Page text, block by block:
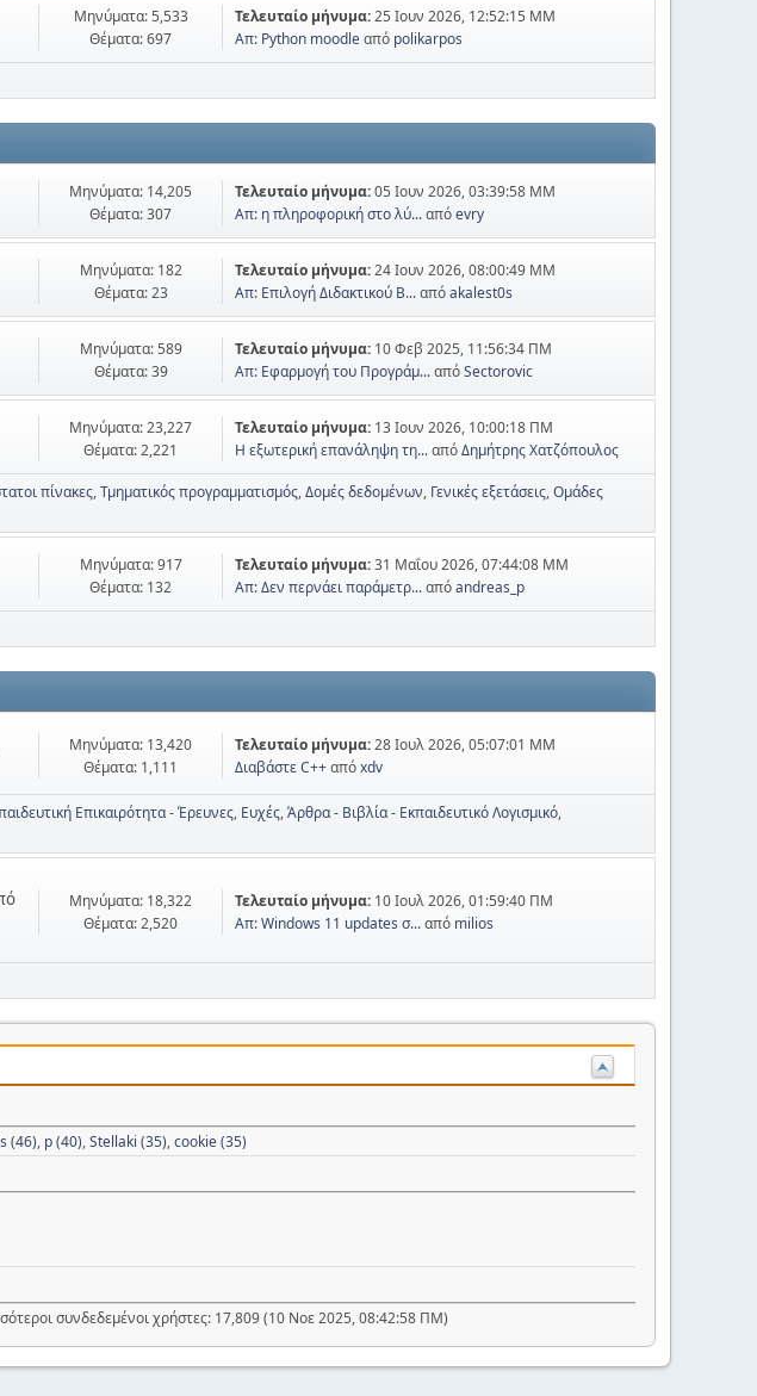
Μηνύματα: 5,533
Θέματα: 697
Τελευταίο μήνυμα:25 Ιουν 2026, 12:52:15 ΜΜ
Απ: Python moodleαπό polikarpos
Μηνύματα: 14,205
Θέματα: 307
Τελευταίο μήνυμα:05 Ιουν 2026, 03:39:58 ΜΜ
Απ: η πληροφορική στο λύ...απόevry
Μηνύματα: 182
Θέματα: 23
Τελευταίο μήνυμα:24 Ιουν 2026, 08:00:49 ΜΜ
Απ: Επιλογή Διδακτικού Β...απόakalest0s
Μηνύματα: 589
Θέματα: 39
Τελευταίο μήνυμα: 10 Φεβ 2025, 11:56:34 ΠΜ
Απ: Εφαρμογή του Προγράμ...απόSectorovic
Μηνύματα: 23,227
Θέματα: 2,221
Τελευταίο μήνυμα: 13 Ιουν 2026, 10:00:18 ΠΜ
Η εξωτερική επανάληψη τη...απόΔημήτρης Χατζόπουλος
πίνακες Τμηματικός προγραμματισμός Δομές δεδομένων Γενικές εξετάσεις Ομάδες
Μηνύματα: 917
Θέματα: 132
Τελευταίο μήνυμα:31 Μαΐου 2026, 07:44:08 ΜΜ
Απ: Δεν περνάει παράμετρ...απόandreas_p
Μηνύματα: 13,420
Θέματα: 1,111
Τελευταίο μήνυμα:28 Ιουλ 2026, 05:07:01 ΜΜ
Διαβάστε C++απόxdv
Επικαιρότητα - Έρευνες Ευχές Άρθρα - Βιβλία - Εκπαιδευτικό Λογισμικό
Μηνύματα: 18,322
Θέματα: 2,520
Τελευταίο μήνυμα: 10 Ιουλ 2026, 01:59:40 ΠΜ
Απ: Windows 11 updates σ...από milios
(46), p (40),Stellaki (35),cookie (35)
συνδεδεμένοι χρήστες: 17,809 (10 Νοε 2025, 08:42:58 ΠΜ)